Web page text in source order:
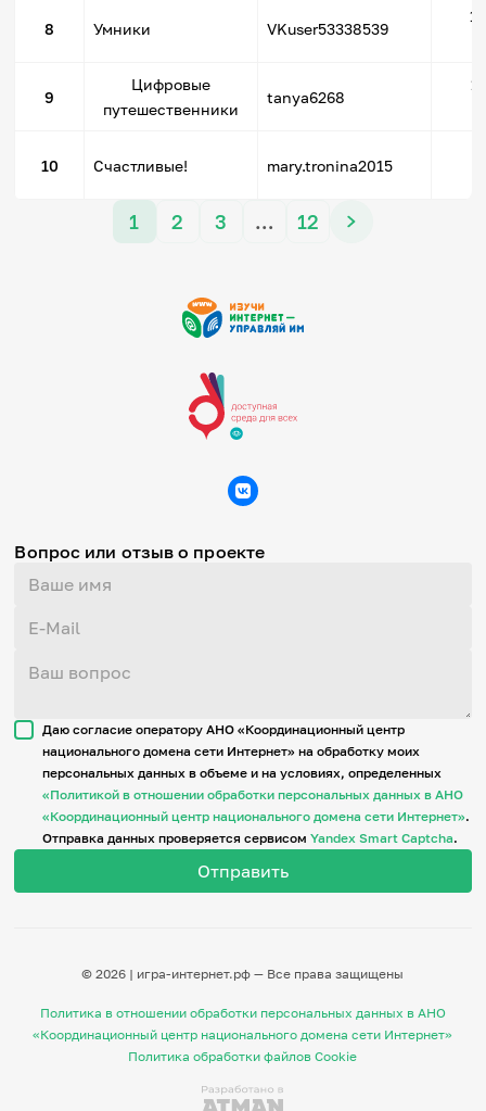
8 Умники VKuser53338539
9
Цифровые
путешественники
tanya6268
10 Счастливые! mary.tronina2015
1 2 3 … 12
Вопрос или отзыв о проекте
Даю согласие оператору АНО «Координационный центр
национального домена сети Интернет» на обработку моих
персональных данных в объеме и на условиях, определенных
«Политикой в отношении обработки персональных данных в АНО
«Координационный центр национального домена сети Интернет».
Отправка данных проверяется сервисомYandex Smart Captcha.
© 2026 | игра-интернет.рф — Все права защищены
Политика в отношении обработки персональных данных в АНО
«Координационный центр национального домена сети Интернет»
Политика обработки файлов Cookie